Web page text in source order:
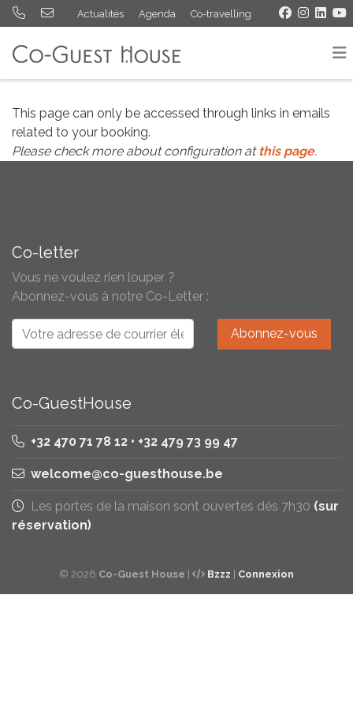
Actualités Agenda Co-travelling
This page can only be accessed through links in emails
related to your booking.
Please check more about configuration atthis page.
Co-letter
Vous ne voulez rien louper ?
Abonnez-vous à notre Co-Letter :
Co-GuestHouse
+32 470 71 78 12 • +32 479 73 99 47
welcome@co-guesthouse.be
Les portes de la maison sont ouvertes dès 7h30 (sur
réservation)
© 2026 Co-Guest House Bzzz Connexion